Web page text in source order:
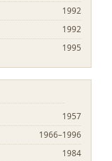
1992
1992
1995
1957
1966–1996
1984